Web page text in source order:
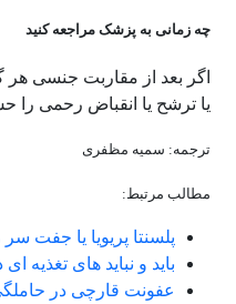
چه زمانی به پزشک مراجعه کنید
اگر بعد از مقاربت جنسی هر
یا ترشح یا انقباض رحمی را
ترجمه: سمیه مظفری
مطالب مرتبط:
پلسنتا پریویا یا جفت
باید و نباید های تغذیه
عفونت قارچی در